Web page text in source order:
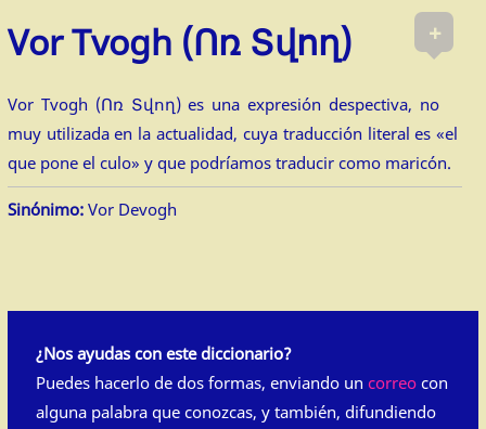
+
Vor Tvogh (Ոռ Տվող)
Vor Tvogh (Ոռ Տվող) es una expresión despectiva, no
muy utilizada en la actualidad, cuya traducción literal es «el
que pone el culo» y que podríamos traducir como maricón.
Sinónimo:Vor Devogh
¿Nos ayudas con este diccionario?
Puedes hacerlo de dos formas, enviando un correocon
alguna palabra que conozcas, y también, difundiendo